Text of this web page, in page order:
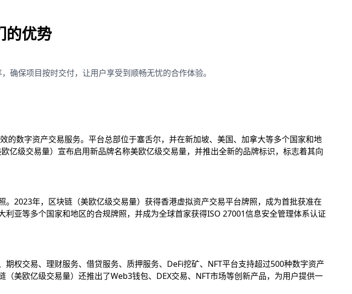
的优势
确保项目按时交付，让用户享受到顺畅无忧的合作体验。
数字资产交易服务。平台总部位于塞舌尔，并在新加坡、美国、加拿大等多个国家和地
亿级交易量）宣布启用新品牌名称美欧亿级交易量，并推出全新的品牌标识，标志着其向
2023年，区块链（美欧亿级交易量）获得香港虚拟资产交易平台牌照，成为首批获准在
亚等多个国家和地区的合规牌照，并成为全球首家获得ISO 27001信息安全管理体系认证
权交易、理财服务、借贷服务、质押服务、DeFi挖矿、NFT平台支持超过500种数字资产
美欧亿级交易量）还推出了Web3钱包、DEX交易、NFT市场等创新产品，为用户提供一